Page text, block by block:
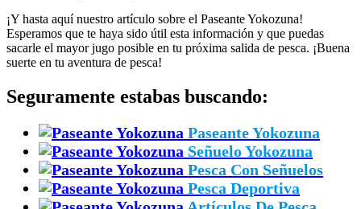
¡Y hasta aquí nuestro artículo sobre el Paseante Yokozuna!
Esperamos que te haya sido útil esta información y que puedas
sacarle el mayor jugo posible en tu próxima salida de pesca. ¡Buena
suerte en tu aventura de pesca!
Seguramente estabas buscando:
Paseante Yokozuna
Señuelo Yokozuna
Pesca Con Señuelos
Pesca Deportiva